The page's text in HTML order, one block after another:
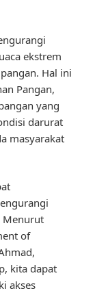
ekstrem
Hal ini
Pangan,
yang
darurat
masyarakat
Menurut
of
kita dapat
akses